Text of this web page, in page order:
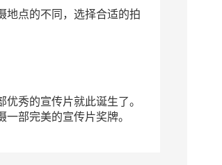
地点的不同，选择合适的拍
秀的宣传片就此诞生了。
部完美的宣传片奖牌。